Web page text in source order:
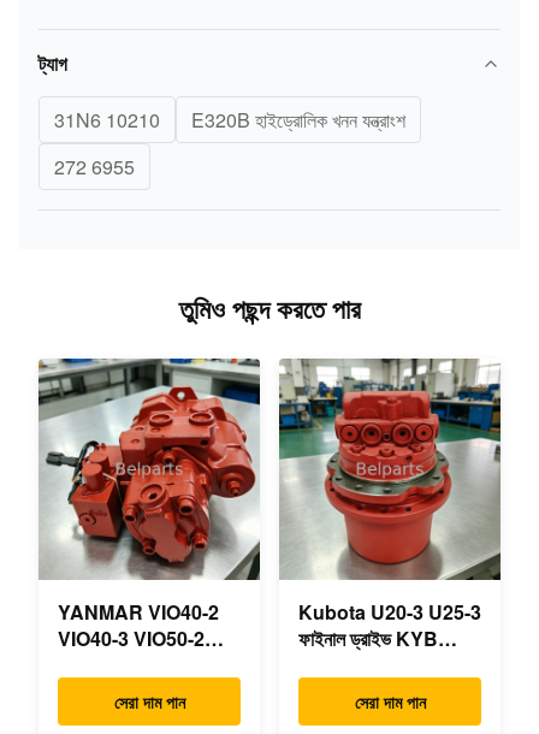
ট্যাগ
31N6 10210
E320B হাইড্রোলিক খনন যন্ত্রাংশ
272 6955
তুমিও পছন্দ করতে পার
YANMAR VIO40-2
VIO40-3 VIO50-2
VIO55-3 প্রধান
হাইড্রোলিক পাম্প OEM
সেরা দাম পান
Kubota U20-3 U25-3
ফাইনাল ড্রাইভ KYB
OEM ভ্রমণ মোটর
B0240-18076
সেরা দাম পান